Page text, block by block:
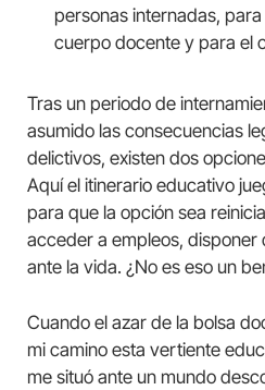
personas internadas,
cuerpo docente y para el
Tras un periodo de
asumido las consecuencias
delictivos, existen dos
Aquí el itinerario educativo
para que la opción sea
acceder a empleos, disponer
ante la vida. ¿No es eso un
Cuando el azar de la bolsa
mi camino esta vertiente
me situó ante un mundo